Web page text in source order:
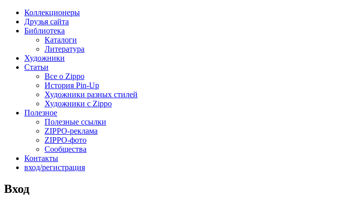
Коллекционеры
Друзья сайта
Библиотека
Каталоги
Литература
Художники
Статьи
Все о Zippo
История Pin-Up
Художники разных стилей
Художники с Zippo
Полезное
Полезные ссылки
ZIPPO-реклама
ZIPPO-фото
Сообщества
Контакты
вход/регистрация
Вход